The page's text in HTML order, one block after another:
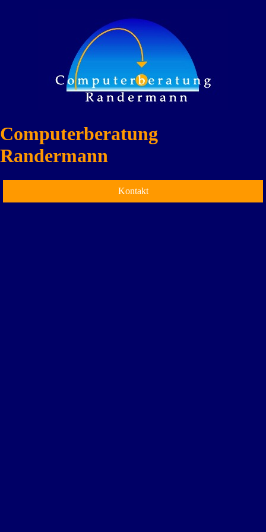
Computerberatung
Randermann
Kontakt